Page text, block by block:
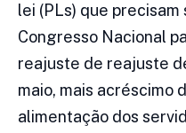
lei (PLs) que
Congresso Nacional
reajuste de reajuste
maio, mais acréscimo
alimentação dos